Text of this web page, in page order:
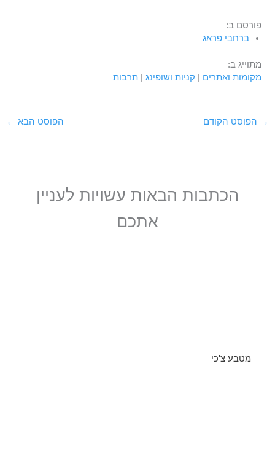
פורסם ב:
ברחבי פראג
מתוייג ב:
מקומות ואתרים
קניות ושופינג |תרבות
→ הפוסט הקודם הפוסט הבא ←
הכתבות הבאות עשויות לעניין
אתכם
מטבע צ'כי